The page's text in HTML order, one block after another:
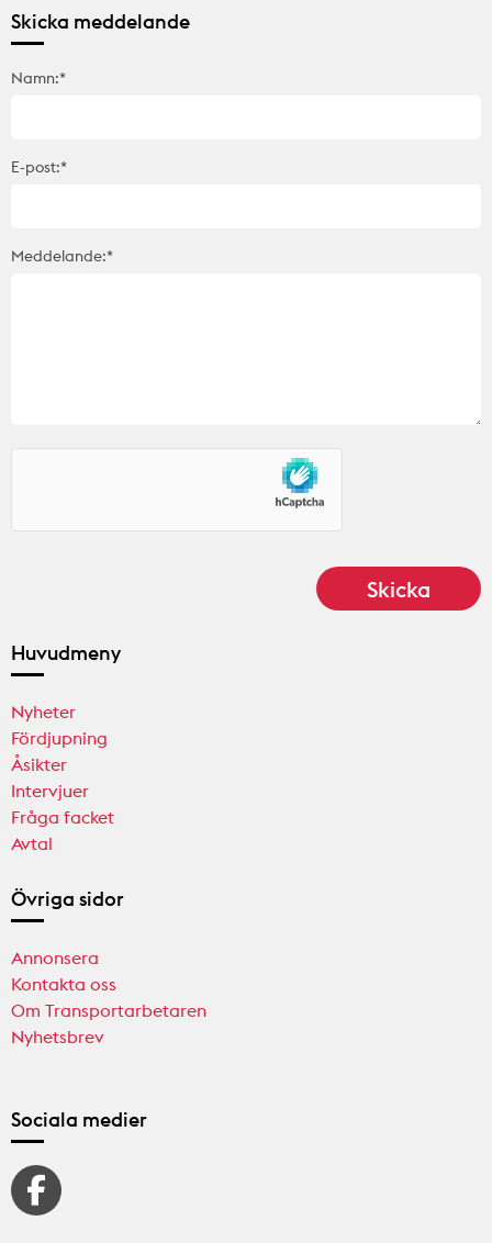
Skicka meddelande
Namn:*
E-post:*
Meddelande:*
Huvudmeny
Nyheter
Fördjupning
Åsikter
Intervjuer
Fråga facket
Avtal
Övriga sidor
Annonsera
Kontakta oss
Om Transportarbetaren
Nyhetsbrev
Sociala medier